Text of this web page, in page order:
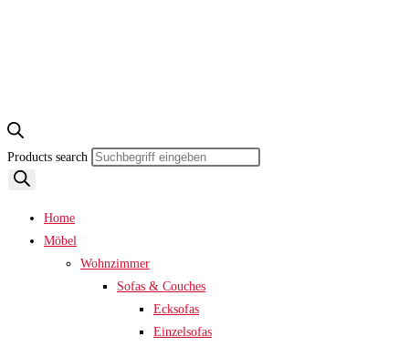
Products search
Home
Möbel
Wohnzimmer
Sofas & Couches
Ecksofas
Einzelsofas